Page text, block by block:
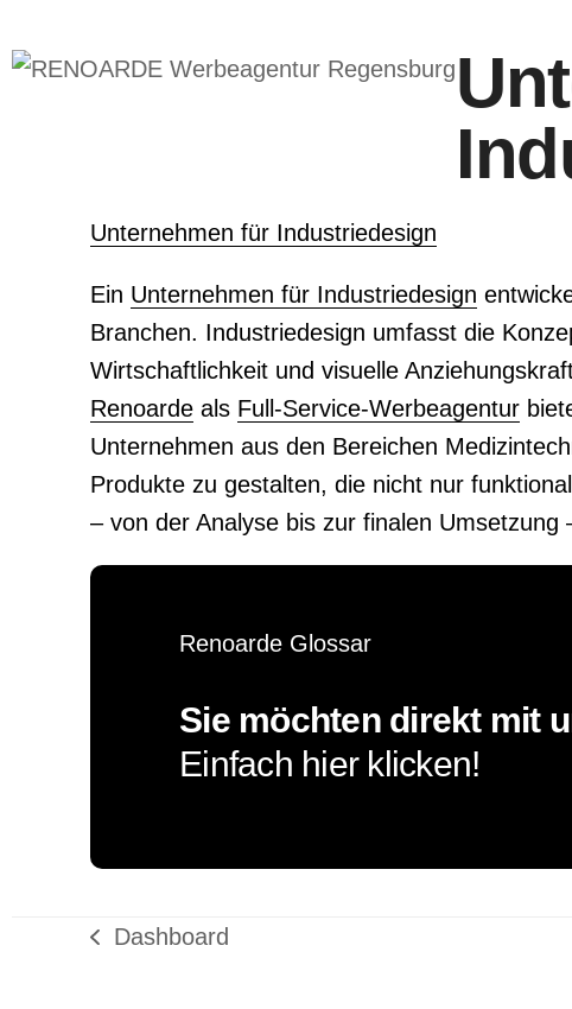
to
Open
Close
Unternehmen für Industriedesign
Ein Unternehmen für Industriedesign
Branchen. Industriedesign umfasst die
Wirtschaftlichkeit und visuelle
Renoarde als Full-Service-Werbeagentur
Unternehmen aus den Bereichen
Produkte zu gestalten, die nicht nur
– von der Analyse bis zur finalen
Renoarde Glossar
Sie möchten direkt mit
Einfach hier klicken!
vorheriger
Dashboard